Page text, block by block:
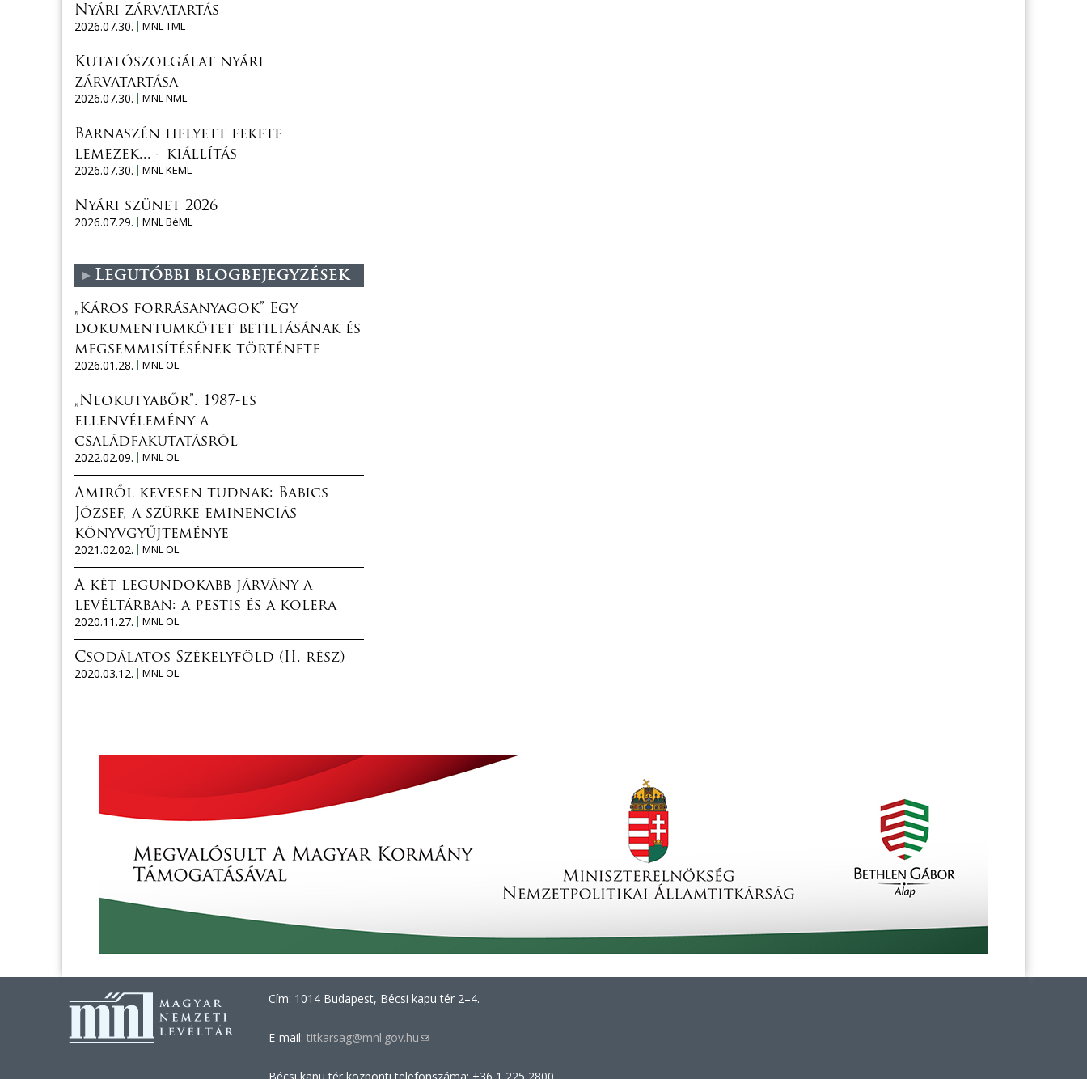
Nyári zárvatartás
2026.07.30.
MNL TML
Kutatószolgálat nyári
zárvatartása
2026.07.30.
MNL NML
Barnaszén helyett fekete
lemezek... - kiállítás
2026.07.30.
MNL KEML
Nyári szünet 2026
2026.07.29.
MNL BéML
Legutóbbi blogbejegyzések
„Káros forrásanyagok” Egy
dokumentumkötet betiltásának és
megsemmisítésének története
2026.01.28.
MNL OL
„Neokutyabőr”. 1987-es
ellenvélemény a
családfakutatásról
2022.02.09.
MNL OL
Amiről kevesen tudnak: Babics
József, a szürke eminenciás
könyvgyűjteménye
2021.02.02.
MNL OL
A két legundokabb járvány a
levéltárban: a pestis és a kolera
2020.11.27.
MNL OL
Csodálatos Székelyföld (II. rész)
2020.03.12.
MNL OL
Cím: 1014 Budapest, Bécsi kapu tér 2–4.
E-mail: titkarsag@mnl.gov.hu(link
e-
Bécsi kapu tér központi telefonszáma: +36 1 225 2800